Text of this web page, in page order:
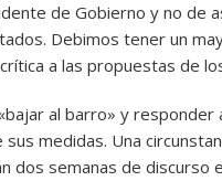
de Gobierno y no de
Debimos tener un
a las propuestas de
al barro» y responder
medidas. Una
dos semanas de discurso